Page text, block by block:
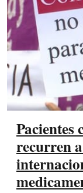
Pacientes
recurren